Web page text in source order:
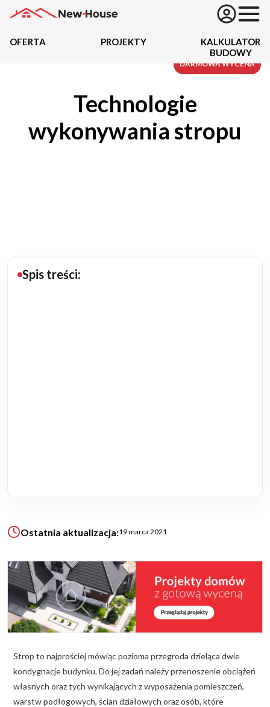
Działki
Ogrody
KALKULATOR BUDOWY
BLOG
O NAS
KONAKT
ZAPISZ SIĘ
OFERTA PROJEKTY
KALKULATOR
BUDOWY
Technologie
wykonywania stropu
Spis treści:
Ostatnia aktualizacja:19 marca 2021
Strop to najprościej mówiąc pozioma przegroda dzieląca dwie
kondygnacje budynku. Do jej zadań należy przenoszenie obciążeń
własnych oraz tych wynikających z wyposażenia pomieszczeń,
warstw podłogowych, ścian działowych oraz osób, które
DARMOWA WYCENA